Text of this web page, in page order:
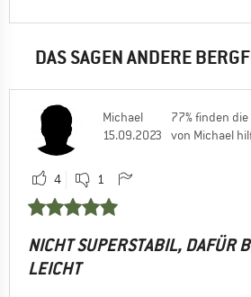
DAS SAGEN ANDERE
Michael
15.09.2023
77% finden
von Michael
4 1
NICHT SUPERSTABIL, DAFÜR
LEICHT